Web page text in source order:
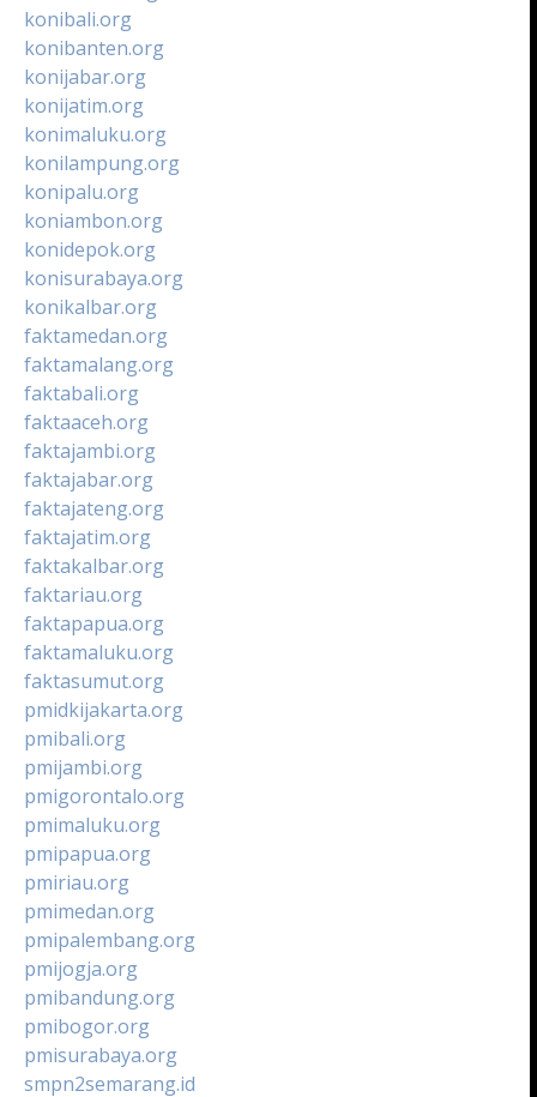
konibali.org
konibanten.org
konijabar.org
konijatim.org
konimaluku.org
konilampung.org
konipalu.org
koniambon.org
konidepok.org
konisurabaya.org
konikalbar.org
faktamedan.org
faktamalang.org
faktabali.org
faktaaceh.org
faktajambi.org
faktajabar.org
faktajateng.org
faktajatim.org
faktakalbar.org
faktariau.org
faktapapua.org
faktamaluku.org
faktasumut.org
pmidkijakarta.org
pmibali.org
pmijambi.org
pmigorontalo.org
pmimaluku.org
pmipapua.org
pmiriau.org
pmimedan.org
pmipalembang.org
pmijogja.org
pmibandung.org
pmibogor.org
pmisurabaya.org
smpn2semarang.id